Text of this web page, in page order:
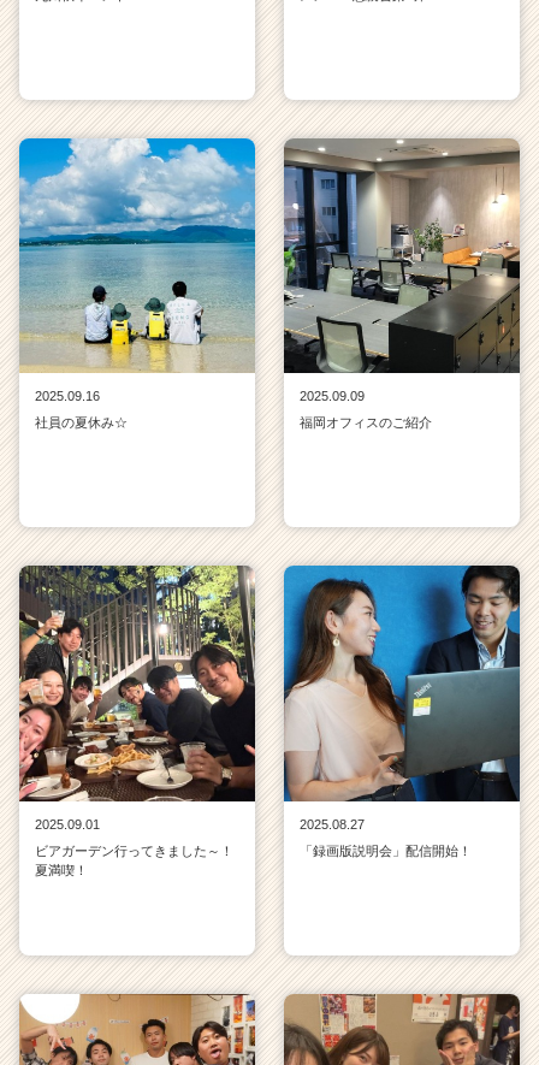
2025.09.16
社員の夏休み☆
2025.09.09
福岡オフィスのご紹介
2025.09.01
ビアガーデン行ってきました～！
夏満喫！
2025.08.27
「録画版説明会」配信開始！